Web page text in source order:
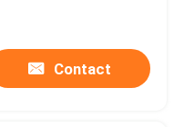
Contact